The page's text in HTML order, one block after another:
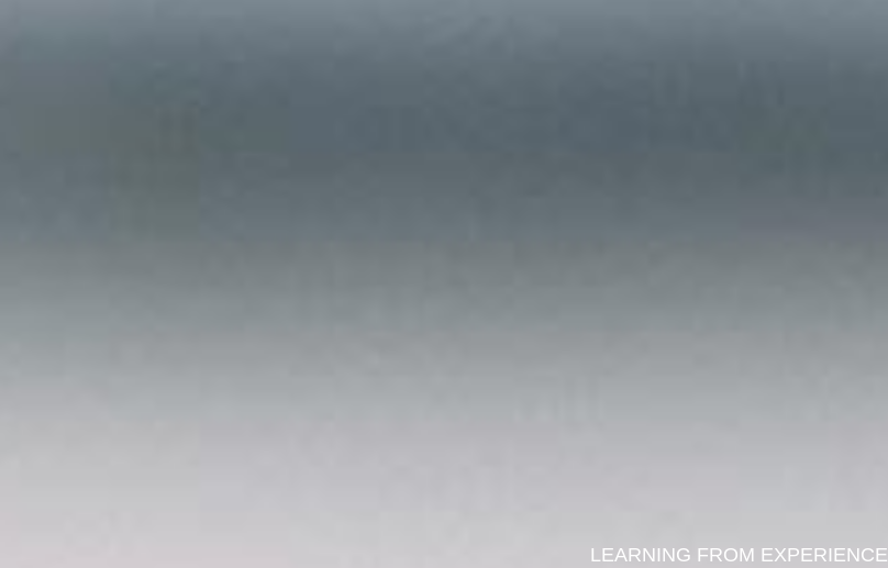
LEARNING FROM EXPERIENCE